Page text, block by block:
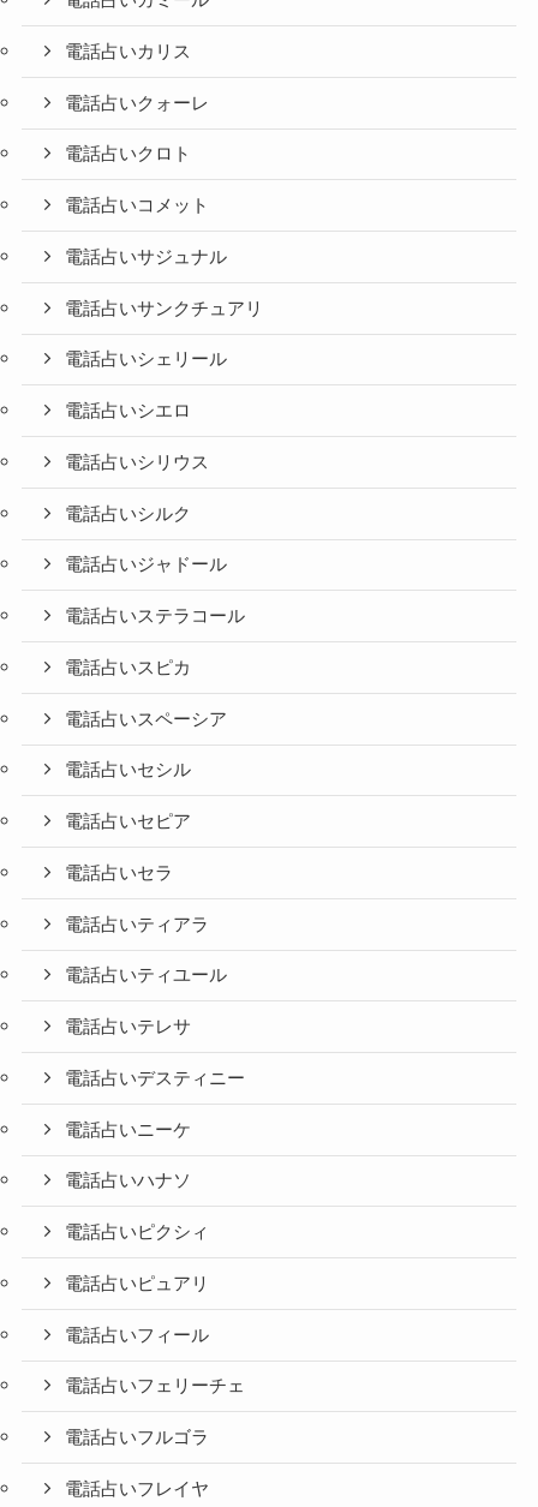
電話占いカリス
電話占いクォーレ
電話占いクロト
電話占いコメット
電話占いサジュナル
電話占いサンクチュアリ
電話占いシェリール
電話占いシエロ
電話占いシリウス
電話占いシルク
電話占いジャドール
電話占いステラコール
電話占いスピカ
電話占いスペーシア
電話占いセシル
電話占いセピア
電話占いセラ
電話占いティアラ
電話占いティユール
電話占いテレサ
電話占いデスティニー
電話占いニーケ
電話占いハナソ
電話占いピクシィ
電話占いピュアリ
電話占いフィール
電話占いフェリーチェ
電話占いフルゴラ
電話占いフレイヤ